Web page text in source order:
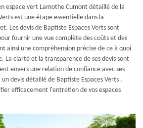
espace vert Lamothe Cumont détaillé de la
est une étape essentielle dans la
Les devis de Baptiste Espaces Verts sont
fournir une vue complète des coûts et des
ainsi une compréhension précise de ce à quoi
La clarté et la transparence de ses devis sont
envers une relation de confiance avec ses
devis détaillé de Baptiste Espaces Verts ,
efficacement l'entretien de vos espaces